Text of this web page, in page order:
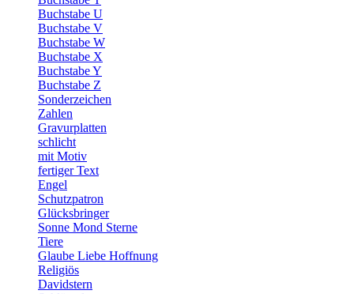
Buchstabe U
Buchstabe V
Buchstabe W
Buchstabe X
Buchstabe Y
Buchstabe Z
Sonderzeichen
Zahlen
Gravurplatten
schlicht
mit Motiv
fertiger Text
Engel
Schutzpatron
Glücksbringer
Sonne Mond Sterne
Tiere
Glaube Liebe Hoffnung
Religiös
Davidstern